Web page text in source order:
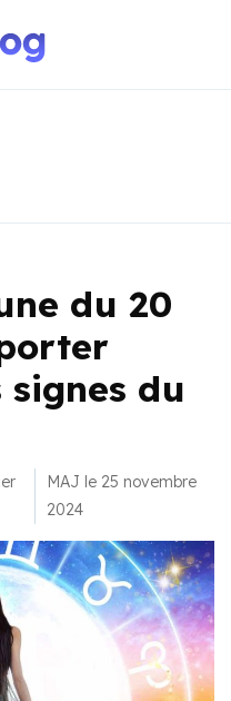
du 20
signes du
MAJ le 25 novembre
2024